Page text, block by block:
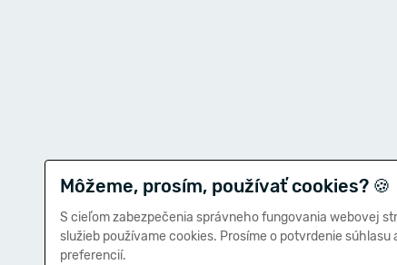
Môžeme, prosím, používať cookies? 🍪
S cieľom zabezpečenia správneho fungovania webovej
služieb používame cookies. Prosíme o potvrdenie súhlasu
preferencií.